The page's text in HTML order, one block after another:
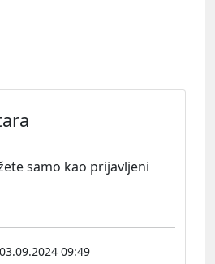
samo kao prijavljeni
03.09.2024 09:49